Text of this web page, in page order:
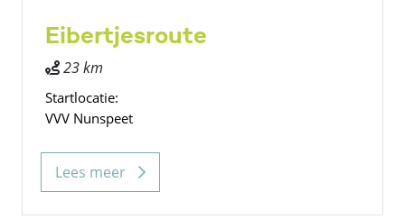
Eibertjesroute
23 km
Startlocatie:
VVV Nunspeet
Lees meer